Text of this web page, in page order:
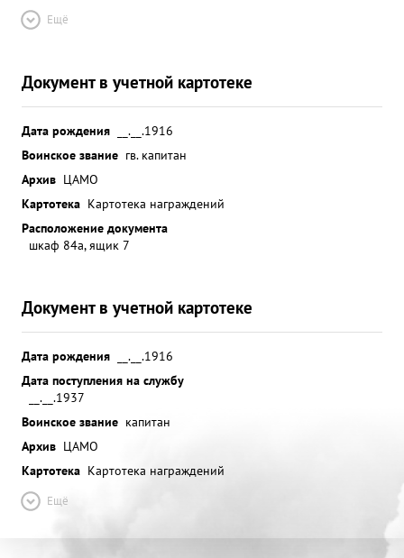
Ещё
Документ в учетной картотеке
Дата рождения
__.__.1916
Воинское звание гв. капитан
Архив ЦАМО
Картотека Картотека награждений
Расположение документа
шкаф 84а, ящик 7
Документ в учетной картотеке
Дата рождения
__.__.1916
Дата поступления на службу
__.__.1937
Воинское звание капитан
Архив ЦАМО
Картотека Картотека награждений
Ещё